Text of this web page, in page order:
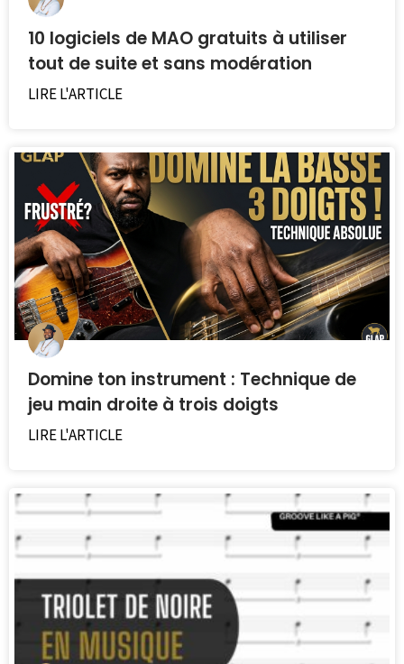
10 logiciels de MAO gratuits à utiliser
tout de suite et sans modération
LIRE L'ARTICLE
Domine ton instrument : Technique de
jeu main droite à trois doigts
LIRE L'ARTICLE